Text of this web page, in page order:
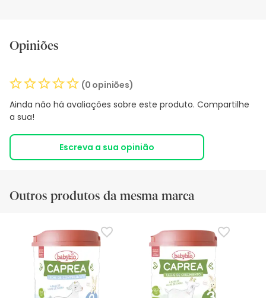
Opiniões
(0 opiniões)
Ainda não há avaliações sobre este produto. Compartilhe
a sua!
Escreva a sua opinião
Outros produtos da mesma marca